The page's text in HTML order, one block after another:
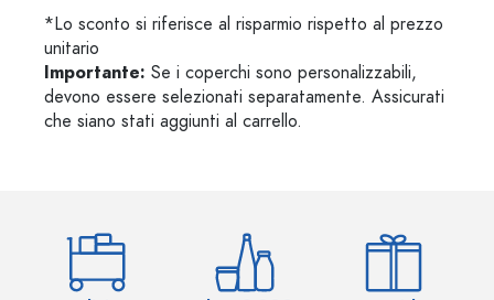
*Lo sconto si riferisce al risparmio rispetto al prezzo
unitario
Importante: Se i coperchi sono personalizzabili,
devono essere selezionati separatamente. Assicurati
che siano stati aggiunti al carrello.